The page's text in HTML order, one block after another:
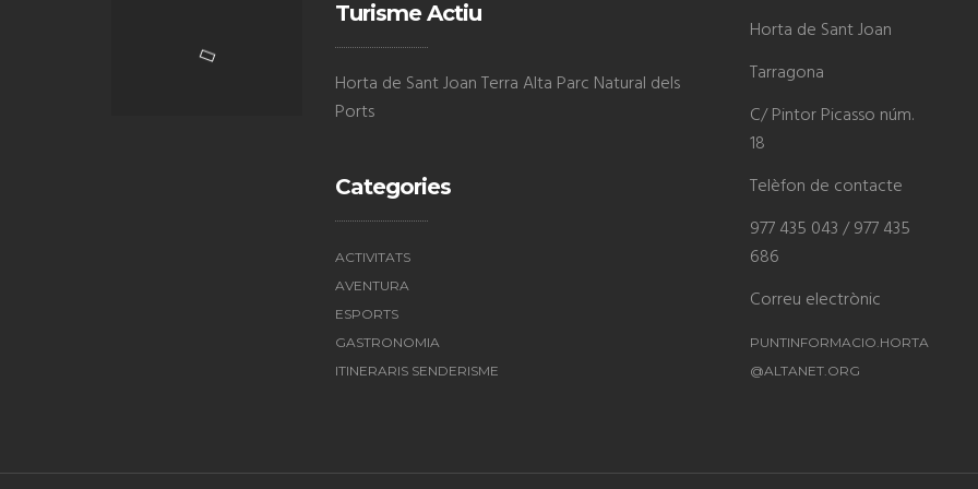
Turisme Actiu
Horta de Sant Joan Terra Alta Parc Natural dels
Ports
Categories
ACTIVITATS
AVENTURA
ESPORTS
GASTRONOMIA
ITINERARIS SENDERISME
Horta de Sant Joan
Tarragona
C/ Pintor Picasso núm.
18
Telèfon de contacte
977 435 043 / 977 435
686
Correu electrònic
PUNTINFORMACIO.HORTA
@ALTANET.ORG